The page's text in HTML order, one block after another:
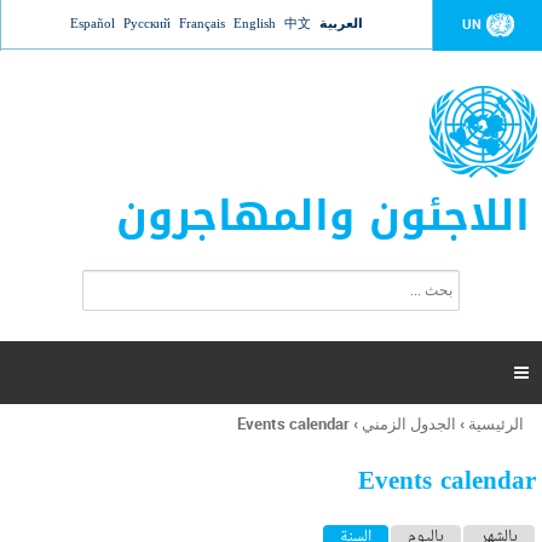
Jump to navigation UN العربية 中文
English
Français
Русский
Español
اللاجئون والمهاجرون
ت
ر
ل
ح
ب

أنت
هنا
الرئيسية › الجدول الزمني ›
Events calendar
Events calendar